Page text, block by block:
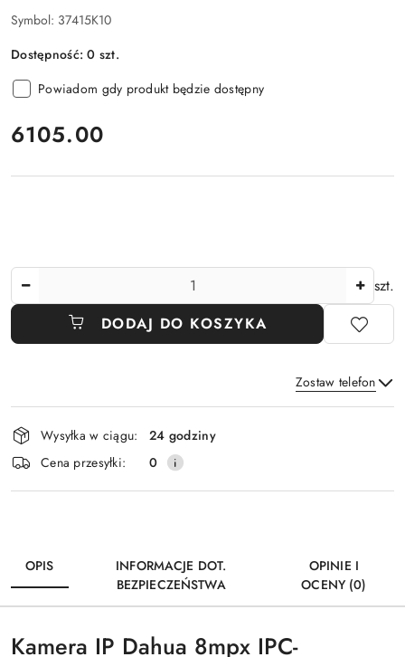
Symbol: 37415K10
Dostępność:0 szt.
Powiadom gdy produkt będzie dostępny
cena:
6105.00
szt.
DODAJ DO KOSZYKA
Zostaw telefon
Wyślij
Dostępność
i
dostawa
Wysyłka w ciągu:
24 godziny
Cena przesyłki:
0
OPIS
INFORMACJE DOT.
BEZPIECZEŃSTWA
OPINIE I
OCENY (0)
Kamera IP Dahua 8mpx IPC-